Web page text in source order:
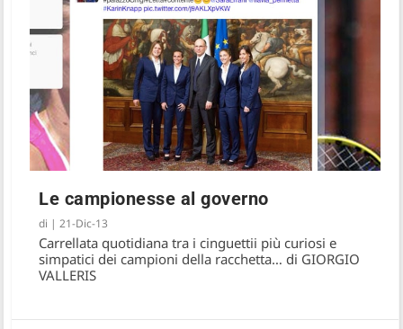
Le campionesse al governo
di |21-Dic-13
Carrellata quotidiana tra i cinguettii più curiosi e
simpatici dei campioni della racchetta… di GIORGIO
VALLERIS